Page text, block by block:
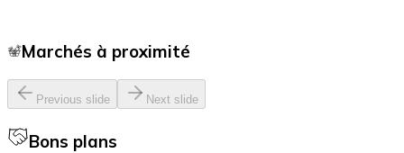
Marchés à proximité
Previous slide Next slide
Bons plans